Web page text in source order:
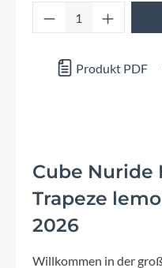
Produkt
Produkt PDF
Cube Nuride
Trapeze
2026
Willkommen in der